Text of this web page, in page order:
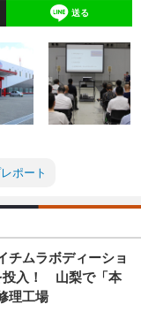
送る
ポート
チムラボディーショ
入！ 山梨で「本
理工場